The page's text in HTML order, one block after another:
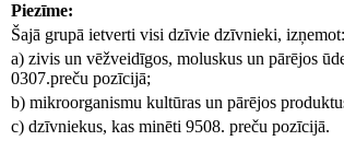
Piezīme:
Šajā grupā ietverti visi dzīvie dzīvnieki, izņemot:
a) zivis un vēžveidīgos, moluskus un pārējos
0307.preču pozīcijā;
b) mikroorganismu kultūras un pārējos
c) dzīvniekus, kas minēti 9508. preču pozīcijā.